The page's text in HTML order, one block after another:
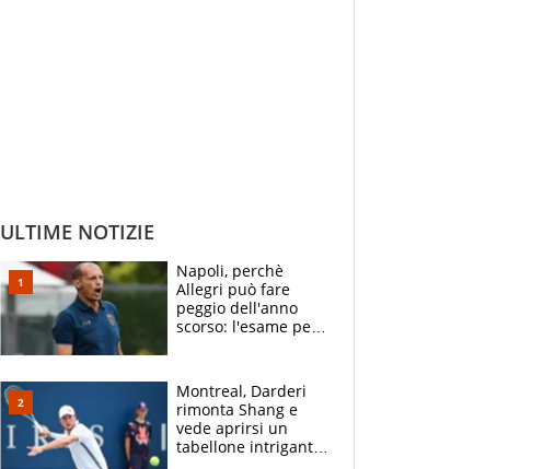
ULTIME NOTIZIE
Napoli, perchè
Allegri può fare
peggio dell'anno
scorso: l'esame per
Monopoly
Montreal, Darderi
rimonta Shang e
vede aprirsi un
tabellone intrigante: